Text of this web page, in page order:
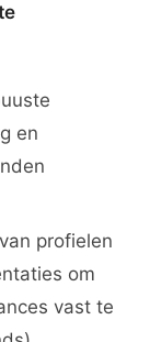
en
profielen
om
vast te